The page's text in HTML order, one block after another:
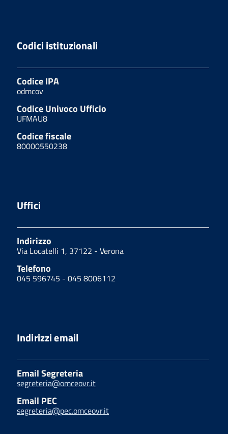
Codici istituzionali
Codice IPA
odmcov
Codice Univoco Ufficio
UFMAU8
Codice fiscale
80000550238
Uffici
Indirizzo
Via Locatelli 1, 37122 - Verona
Telefono
045 596745 - 045 8006112
Indirizzi email
Email Segreteria
segreteria@omceovr.it
Email PEC
segreteria@pec.omceovr.it